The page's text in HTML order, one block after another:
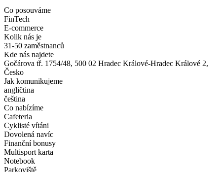
Co posouváme
FinTech
E-commerce
Kolik nás je
31-50 zaměstnanců
Kde nás najdete
Gočárova tř. 1754/48, 500 02 Hradec Králové-Hradec Králové 2,
Česko
Jak komunikujeme
angličtina
čeština
Co nabízíme
Cafeteria
Cyklisté vítáni
Dovolená navíc
Finanční bonusy
Multisport karta
Notebook
Parkoviště